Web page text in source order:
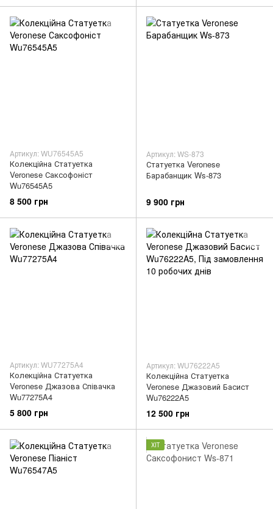
Артикул: WU76545A5
Колекційна Статуетка
Veronese Саксофоніст
Wu76545A5
8 500 грн
Артикул: WS-873
Статуетка Veronese
Барабанщик Ws-873
9 900 грн
Артикул: WU77275A4
Колекційна Статуетка
Veronese Джазова Співачка
Wu77275A4
5 800 грн
Артикул: WU76222A5
Колекційна Статуетка
Veronese Джазовий Басист
Wu76222A5
12 500 грн
ХІТ